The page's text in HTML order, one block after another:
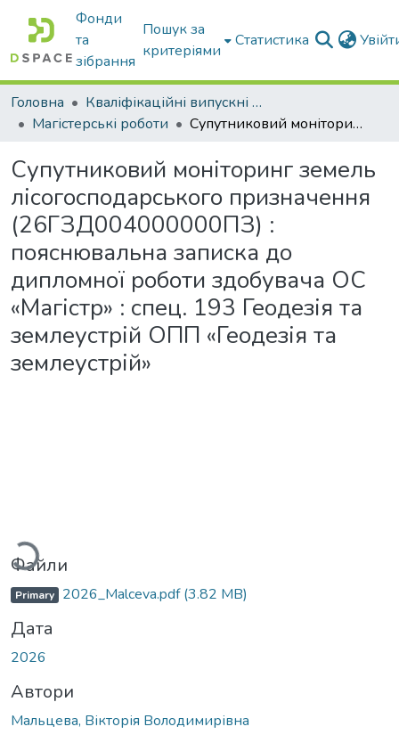
Фонди
та
зібрання
Пошук за
критеріями
Статистика
Головна
Кваліфікаційні випускні роботи бакалаврів і магістрів
Магістерські роботи
Супутниковий моніторинг земель лісогосподарського призначення (26ГЗД004000000ПЗ) : пояснювальна записка до дипломної роботи здобувача ОС «Магістр» : спец. 193 Геодезія та землеустрій ОПП «Геодезія та землеустрій»
Супутниковий моніторинг земель
лісогосподарського призначення
(26ГЗД004000000ПЗ) :
пояснювальна записка до
дипломної роботи здобувача ОС
«Магістр» : спец. 193 Геодезія та
землеустрій ОПП «Геодезія та
землеустрій»
Файли
Primary 2026_Malceva.pdf(3.82 MB)
Дата
2026
Автори
Мальцева, Вікторія Володимирівна